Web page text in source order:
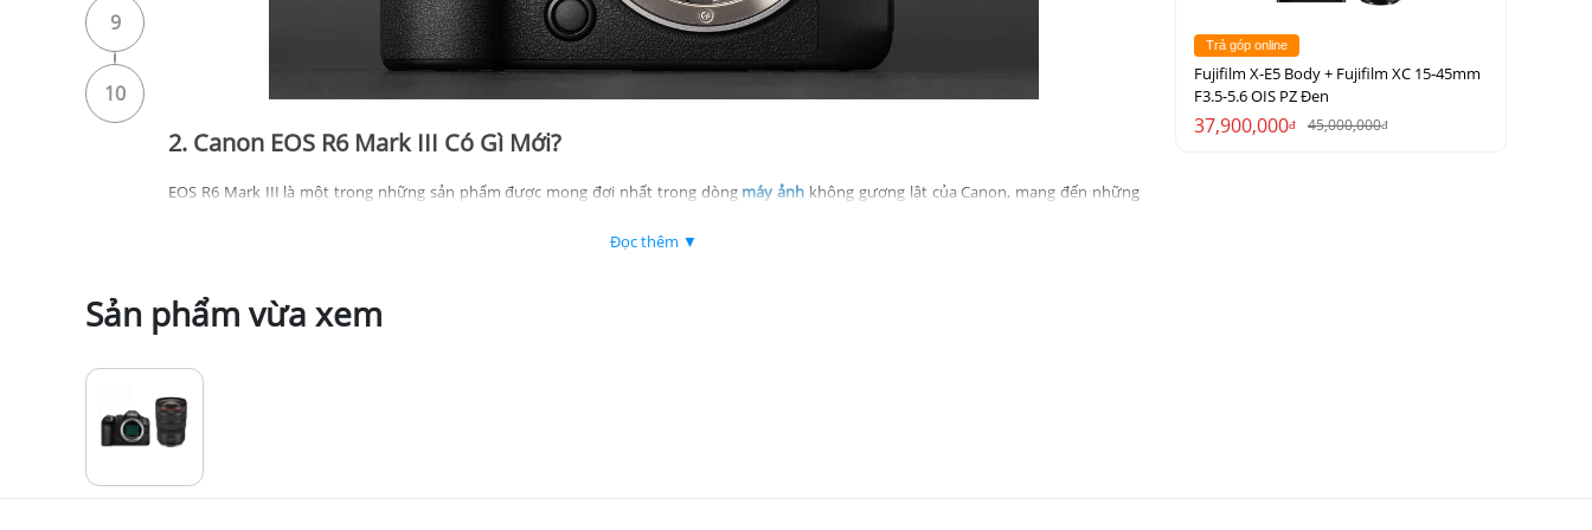
9
10
2. Canon EOS R6 Mark III Có Gì Mới?
EOS R6 Mark III là một trong những sản phẩm được mong đợi nhất trong dòng máy ảnh không gương lật của Canon, mang đến những
hiệu suất tốc độ cao đặc trưng của dòng R6. Tốc độ chụp liên tục vẫn giữ nguyên ở mức 40 khung hình/giây điện tử và 12 khung hình/giây
phương tiện, với hiệu suất đáng tin cậy ngay cả khi thiếu sáng đến -6,5EV.
cách với dòng R5. Khả năng ổn định hình ảnh đồng bộ đã được cải thiện lên 8,5 stop, trong khi menu Điều khiển Tùy chỉnh được thiết kế
mới, áp dụng từ R5 Mark II, giúp nâng cao khả năng vận hành và cá nhân hóa. Các nâng cấp bổ sung bao gồm kết nối hiện đại với Wi-Fi
5GHz và Bluetooth 5.1, cùng với hai khe cắm thẻ nhớ CFexpress Type B và UHS-II SD. Nhìn chung, R6 Mark III đưa dòng máy này tiến gần
hơn bao giờ hết đến hiệu năng tương đương R5 trong một thân máy nhỏ gọn hơn, nhanh hơn và dễ tiếp cận hơn.
3. Đánh Giá Chi Tiết về Canon EOS R6 Mark III
Đọc thêm ▼
Trả góp online
Fujifilm X-E5 Body + Fujifilm XC 15-45mm
F3.5-5.6 OIS PZ Đen
37,900,000đ 45,000,000đ
Sản phẩm vừa xem